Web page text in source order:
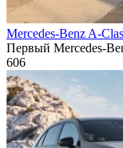
Mercedes-Benz A-
Первый Mercedes-
606